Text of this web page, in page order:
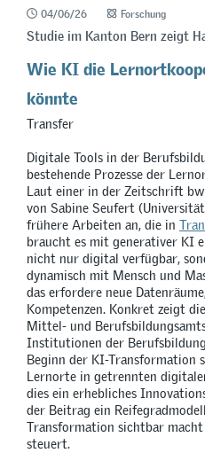
04/06/26 Forschung
Studie im Kanton Bern zeigt
Wie KI die
könnte
Transfer
Digitale Tools in der
bestehende Prozesse der
Laut einer in der Zeitschrift
von Sabine Seufert
frühere Arbeiten an, die in
braucht es mit generativer KI
nicht nur digital verfügbar,
dynamisch mit Mensch und
das erfordere neue
Kompetenzen. Konkret zeigt
Mittel- und
Institutionen der
Beginn der KI-Transformation
Lernorte in getrennten
dies ein erhebliches
der Beitrag ein
Transformation sichtbar
steuert.